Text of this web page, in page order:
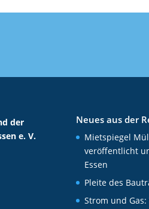
der
e. V.
Neues aus der
Mietspiegel
veröffentlicht
Essen
Pleite des
Strom und